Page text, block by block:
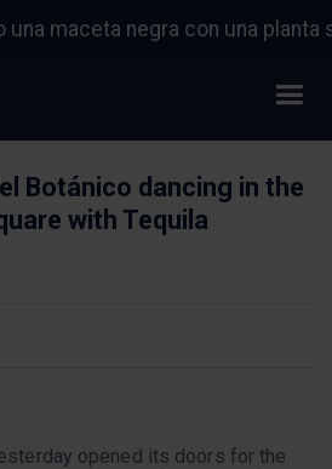
Botánico dancing in the
with Tequila
opened its doors for the